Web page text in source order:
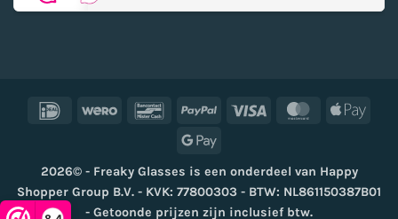
IDeal Wero BancontactPayPal Visa MasterCard
Google
2026© - Freaky Glasses is een onderdeel van Happy
Shopper Group B.V. - KVK: 77800303 - BTW: NL861150387B01
- Getoonde prijzen zijn inclusief btw.